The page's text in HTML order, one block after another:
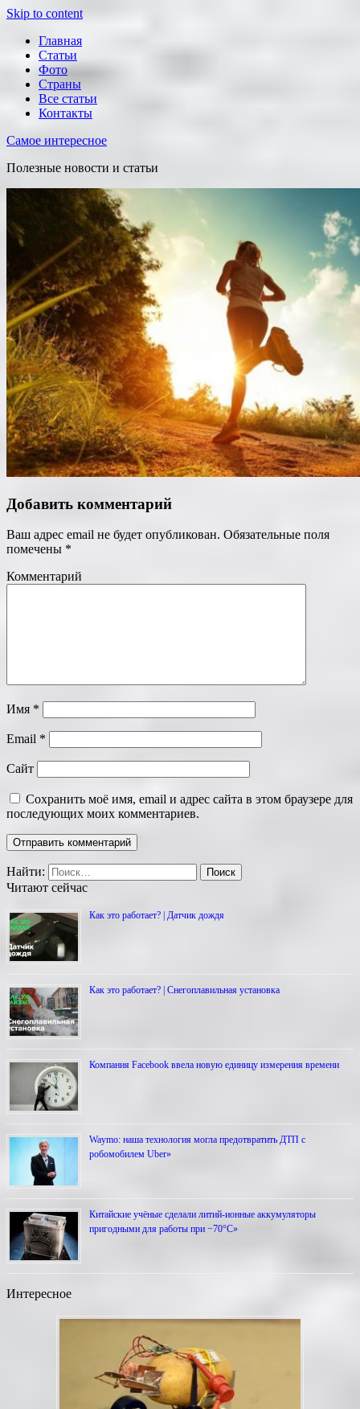
Skip to content
Главная
Статьи
Фото
Страны
Все статьи
Контакты
Самое интересное
Полезные новости и статьи
Добавить комментарий
Ваш адрес email не будет опубликован. Обязательные поля
помечены *
Комментарий
Имя *
Email *
Сайт
Сохранить моё имя, email и адрес сайта в этом браузере для
последующих моих комментариев.
Найти:
Читают сейчас
Как это работает? | Датчик дождя
Как это работает? | Снегоплавильная установка
Компания Facebook ввела новую единицу измерения времени
Waymo: наша технология могла предотвратить ДТП с
робомобилем Uber»
Китайские учёные сделали литий-ионные аккумуляторы
пригодными для работы при −70°С»
Интересное